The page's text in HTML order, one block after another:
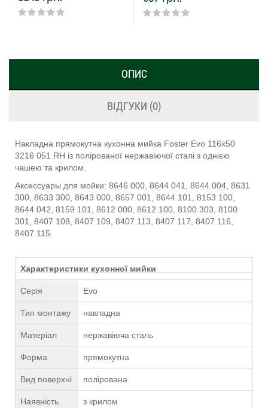
ОПИС
ВІДГУКИ (0)
Накладна прямокутна кухонна мийка Foster Evo 116x50
3216 051 RH із полірованої нержавіючої сталі з однією
чашею та крилом.
Аксессуары для мойки: 8646 000, 8644 041, 8644 004, 8631
300, 8633 300, 8643 000, 8657 001, 8644 101, 8153 100,
8644 042, 8159 101, 8612 000, 8612 100, 8100 303, 8100
301, 8407 108, 8407 109, 8407 113, 8407 117, 8407 116,
8407 115.
Характеристики кухонної мийки
Серія Evo
Тип монтажу накладна
Матеріал нержавіюча сталь
Форма прямокутна
Вид поверхні полірована
Наявність
з крилом